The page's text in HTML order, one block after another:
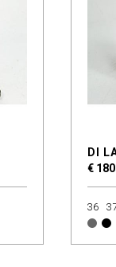
DI
€ 180
36